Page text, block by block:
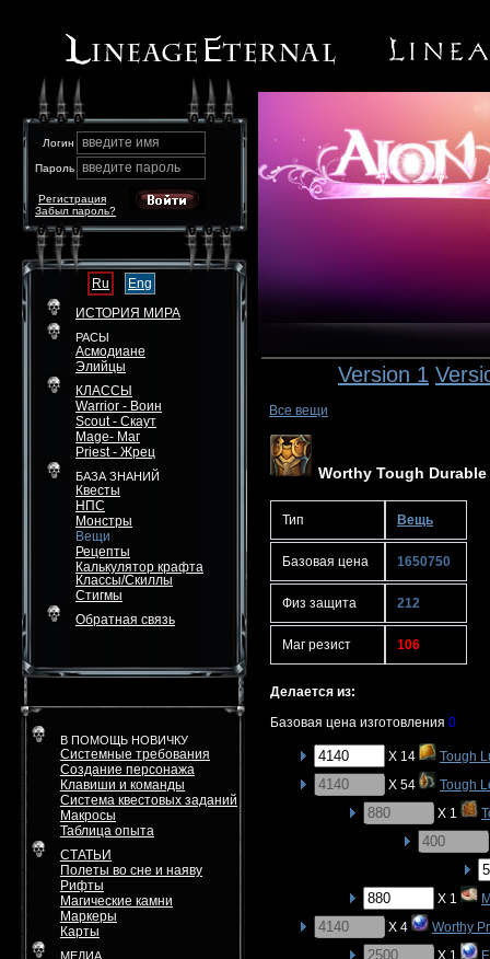
Логин введите имя
Пароль введите пароль
Забыл пароль?
Регистрация
Ru
Eng
ИСТОРИЯ МИРА
РАСЫ
Асмодиане
Элийцы
КЛАССЫ
Warrior - Воин
Scout - Скаут
Mage- Маг
Priest - Жрец
БАЗА ЗНАНИЙ
Квесты
НПС
Монстры
Вещи
Рецепты
Калькулятор крафта
Классы/Скиллы
Стигмы
Обратная связь
В ПОМОЩЬ НОВИЧКУ
Системные требования
Создание персонажа
Клавиши и команды
Система квестовых заданий
Макросы
Таблица опыта
СТАТЬИ
Полеты во сне и наяву
Рифты
Магические камни
Маркеры
Карты
МЕДИА
Version 1
Все вещи
Worthy Tough
Тип Вещь
Базовая цена 1650750
Физ защита 212
Маг резист 106
Делается из:
Базовая цена изготовления 0
X 14
Tough
X 54
Tough
X 1
X 1
X 4
Worthy
X 1